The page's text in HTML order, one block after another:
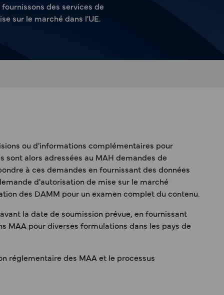
des services de
sur le marché dans l'UE.
ou d'informations complémentaires pour
alors adressées au MAH demandes de
à ces demandes en fournissant des données
d'autorisation de mise sur le marché
des DAMM pour un examen complet du contenu.
la date de soumission prévue, en fournissant
MAA pour diverses formulations dans les pays de
réglementaire des MAA et le processus